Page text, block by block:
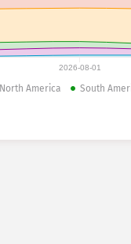
2026-08-01
North America South